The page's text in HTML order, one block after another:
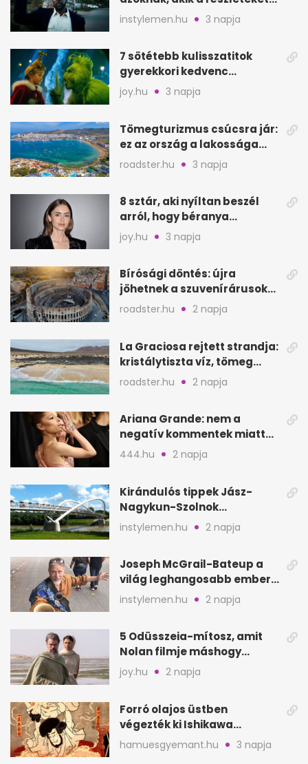
keresik
instylemen.hu 3 napja
7 sötétebb kulisszatitok
gyerekkori kedvenc
filmjeinkről a Joy szerint
joy.hu 3 napja
Tömegturizmus csúcsra jár:
ez az ország a lakossága
kétszeresét fogadja
roadster.hu 3 napja
8 sztár, aki nyíltan beszél
arról, hogy béranya
segítette a családalapítást
joy.hu 3 napja
Bírósági döntés: újra
jöhetnek a szuvenírárusok
Európa ikonikus helyére
roadster.hu 2 napja
La Graciosa rejtett strandja:
kristálytiszta víz, tömeg
nélkül
roadster.hu 2 napja
Ariana Grande: nem a
negatív kommentek miatt
vonul vissza
444.hu 2 napja
Kirándulós tippek Jász-
Nagykun-Szolnok
megyében: 6 kihagyhatatlan
hely
instylemen.hu 2 napja
Joseph McGrail-Bateup a
világ leghangosabb embere
lett Ausztráliából
instylemen.hu 2 napja
5 Odüsszeia-mítosz, amit
Nolan filmje máshogy
mutat, mint Homérosz
joy.hu 2 napja
Forró olajos üstben
végezték ki Ishikawa
Goemont, Japán Robin
Hoodját
hamuesgyemant.hu 3 napja